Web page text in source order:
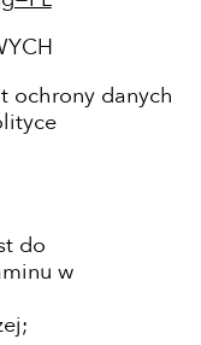
ochrony danych
do
w